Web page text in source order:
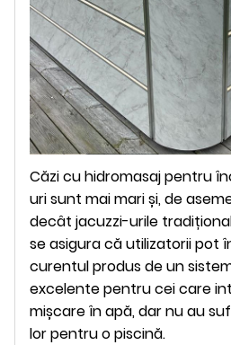
Căzi cu hidromasaj pentru
uri sunt mai mari și, de
decât jacuzzi-urile
se asigura că utilizatorii pot
curentul produs de un
excelente pentru cei care
mișcare în apă, dar nu au
lor pentru o piscină.